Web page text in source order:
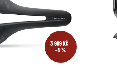
3 999 KČ
–5 %